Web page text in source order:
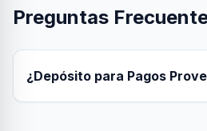
Preguntas
¿Depósito para Pagos